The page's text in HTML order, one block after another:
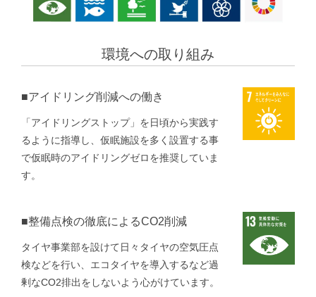
環境への取り組み
■アイドリング削減への働き
「アイドリングストップ」を日頃から実践す
るように指導し、仮眠施設を多く設置する事
で仮眠時のアイドリングゼロを推奨していま
す。
■整備点検の徹底によるCO2削減
タイヤ事業部を設けて日々タイヤの空気圧点
検などを行い、エコタイヤを導入するなど過
剰なCO2排出をしないよう心がけています。